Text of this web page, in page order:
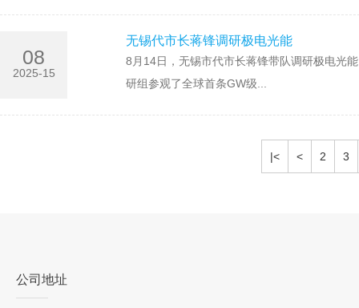
08
2025-15
无锡代市长蒋锋调研极电光能
8月14日，无锡市代市长蒋锋带队调研极电光
研组参观了全球首条GW级...
|< < 2 3
公司地址